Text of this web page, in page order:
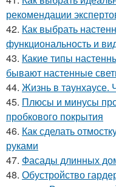
рекомендации
42. Как выбрать
функциональность и
43. Какие типы
бывают настенные
44. Жизнь в таунхаусе.
45. Плюсы и минусы
пробкового покрытия
46. Как сделать
руками
47. Фасады длинных
48. Обустройство